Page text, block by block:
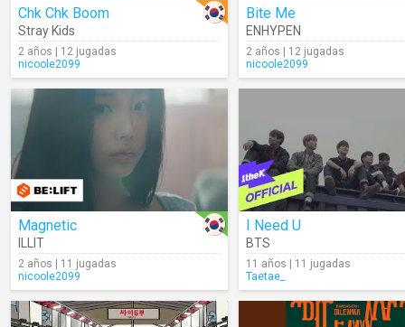
Chk Chk Boom
Stray Kids
2 años | 12 jugadas
nicoole2099
Bite Me
ENHYPEN
2 años | 12 jugadas
nicoole2099
Magnetic
ILLIT
2 años | 11 jugadas
nicoole2099
I Need U
BTS
11 años | 11 jugadas
Taetae_